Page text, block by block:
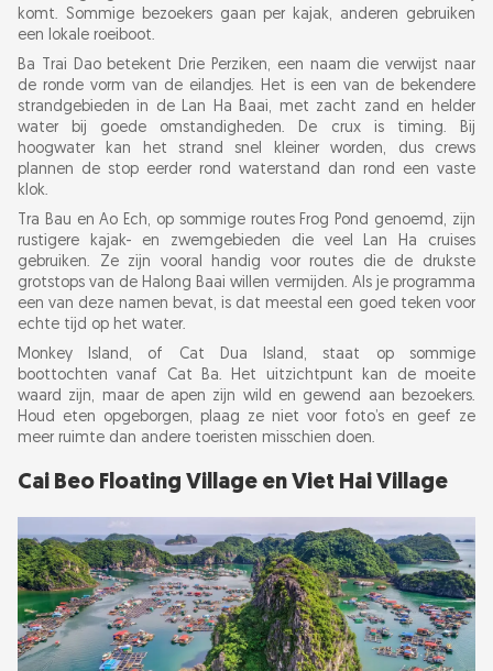
komt. Sommige bezoekers gaan per kajak, anderen gebruiken
een lokale roeiboot.
Ba Trai Dao betekent Drie Perziken, een naam die verwijst naar
de ronde vorm van de eilandjes. Het is een van de bekendere
strandgebieden in de Lan Ha Baai, met zacht zand en helder
water bij goede omstandigheden. De crux is timing. Bij
hoogwater kan het strand snel kleiner worden, dus crews
plannen de stop eerder rond waterstand dan rond een vaste
klok.
Tra Bau en Ao Ech, op sommige routes Frog Pond genoemd, zijn
rustigere kajak- en zwemgebieden die veel Lan Ha cruises
gebruiken. Ze zijn vooral handig voor routes die de drukste
grotstops van de Halong Baai willen vermijden. Als je programma
een van deze namen bevat, is dat meestal een goed teken voor
echte tijd op het water.
Monkey Island, of Cat Dua Island, staat op sommige
boottochten vanaf Cat Ba. Het uitzichtpunt kan de moeite
waard zijn, maar de apen zijn wild en gewend aan bezoekers.
Houd eten opgeborgen, plaag ze niet voor foto’s en geef ze
meer ruimte dan andere toeristen misschien doen.
Cai Beo Floating Village en Viet Hai Village